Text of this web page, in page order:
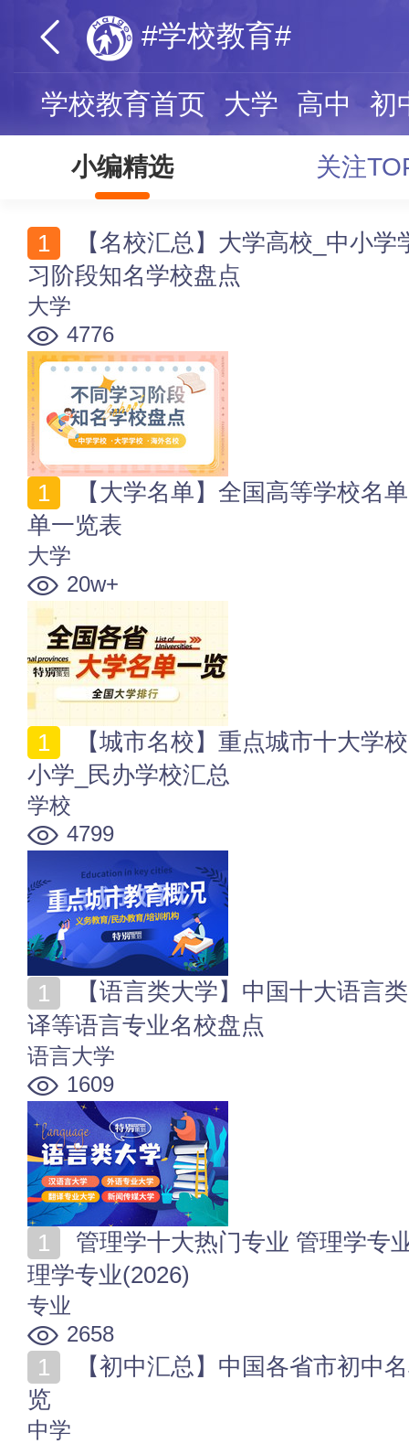
#学校教育#
学校教育首页 大学 高中 初
小编精选 关注
习阶段知名学校盘点
大学
4776
单一览表
大学
20w+
小学_民办学校汇总
学校
4799
译等语言专业名校盘点
语言大学
1609
理学专业(2026)
专业
2658
览
中学